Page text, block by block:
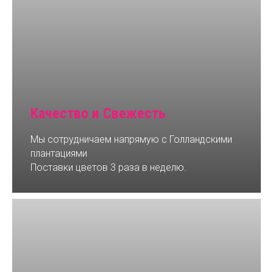
Качество и Свежесть
Мы сотрудничаем напрямую с Голландскими
плантациями
Поставки цветов 3 раза в неделю.